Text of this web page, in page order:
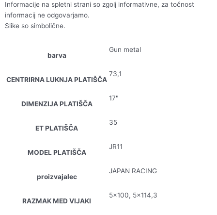
Informacije na spletni strani so zgolj informativne, za točnost
informacij ne odgovarjamo.
Slike so simbolične.
barva
Gun metal
CENTRIRNA LUKNJA PLATIŠČA
73,1
DIMENZIJA PLATIŠČA
17"
ET PLATIŠČA
35
MODEL PLATIŠČA
JR11
proizvajalec
JAPAN RACING
RAZMAK MED VIJAKI
5×100, 5×114,3